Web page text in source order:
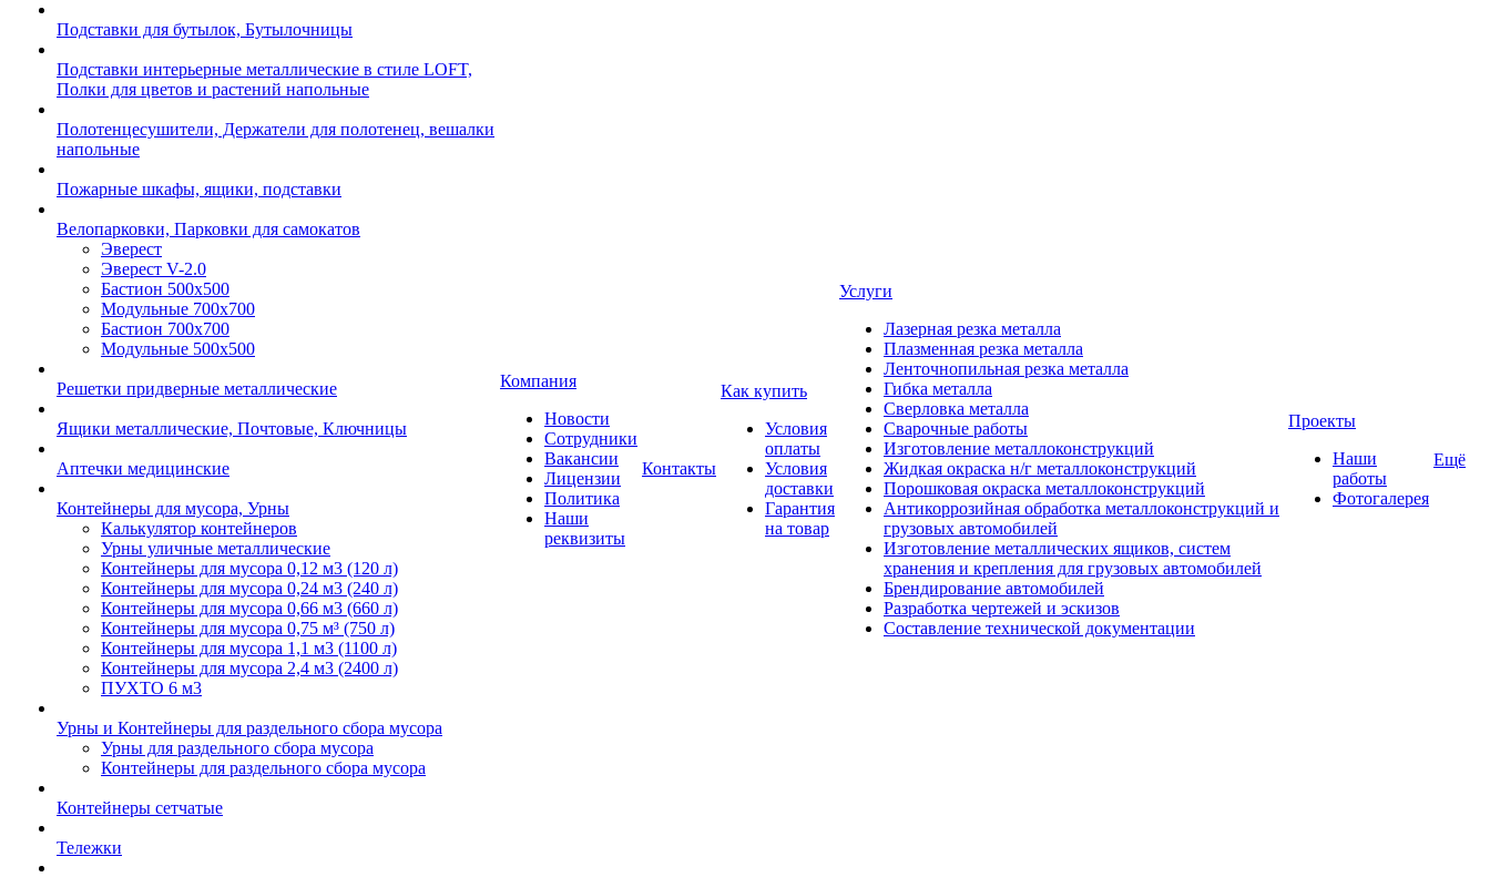
Подставки для бутылок, Бутылочницы
Подставки интерьерные металлические в стиле LOFT,
Полки для цветов и растений напольные
Полотенцесушители, Держатели для полотенец, вешалки
напольные
Пожарные шкафы, ящики, подставки
Велопарковки, Парковки для самокатов
Эверест
Эверест V-2.0
Бастион 500х500
Модульные 700х700
Бастион 700х700
Модульные 500х500
Решетки придверные металлические
Ящики металлические, Почтовые, Ключницы
Аптечки медицинские
Контейнеры для мусора, Урны
Калькулятор контейнеров
Урны уличные металлические
Контейнеры для мусора 0,12 м3 (120 л)
Контейнеры для мусора 0,24 м3 (240 л)
Контейнеры для мусора 0,66 м3 (660 л)
Контейнеры для мусора 0,75 м³ (750 л)
Контейнеры для мусора 1,1 м3 (1100 л)
Контейнеры для мусора 2,4 м3 (2400 л)
ПУХТО 6 м3
Урны и Контейнеры для раздельного сбора мусора
Урны для раздельного сбора мусора
Контейнеры для раздельного сбора мусора
Контейнеры сетчатые
Тележки
Компания
Новости
Сотрудники
Вакансии
Лицензии
Политика
Наши
реквизиты
Контакты
Как купить
Условия
оплаты
Условия
доставки
Гарантия
на товар
Услуги
Лазерная резка металла
Плазменная резка металла
Ленточнопильная резка металла
Гибка металла
Сверловка металла
Сварочные работы
Изготовление металлоконструкций
Жидкая окраска н/г металлоконструкций
Порошковая окраска металлоконструкций
Антикоррозийная обработка металлоконструкций и
грузовых автомобилей
Изготовление металлических ящиков, систем
хранения и крепления для грузовых автомобилей
Брендирование автомобилей
Разработка чертежей и эскизов
Составление технической документации
Проекты
Наши
работы
Фотогалерея
Ещё